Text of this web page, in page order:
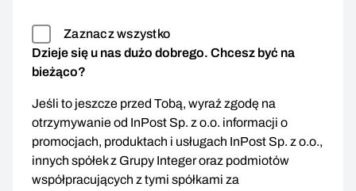
Zaznacz wszystko
Dzieje się u nas dużo dobrego. Chcesz być na
bieżąco?
Jeśli to jeszcze przed Tobą, wyraź zgodę na
otrzymywanie od InPost Sp. z o.o. informacji o
promocjach, produktach i usługach InPost Sp. z o.o.,
innych spółek z Grupy Integer oraz podmiotów
współpracujących z tymi spółkami za